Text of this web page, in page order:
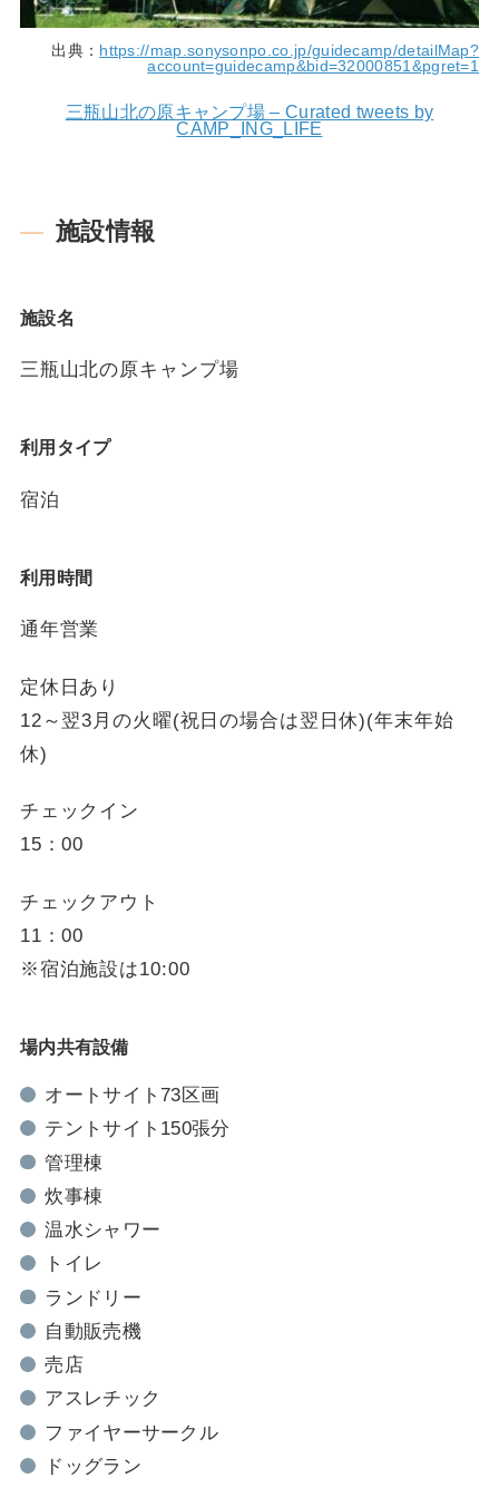
出典： https://map.sonysonpo.co.jp/guidecamp/detailMap?
account=guidecamp&bid=32000851&pgret=1
三瓶山北の原キャンプ場 – Curated tweets by
CAMP_ING_LIFE
施設情報
施設名
三瓶山北の原キャンプ場
利用タイプ
宿泊
利用時間
通年営業
定休日あり
12～翌3月の火曜(祝日の場合は翌日休)(年末年始
休)
チェックイン
15：00
チェックアウト
11：00
※宿泊施設は10:00
場内共有設備
オートサイト73区画
テントサイト150張分
管理棟
炊事棟
温水シャワー
トイレ
ランドリー
自動販売機
売店
アスレチック
ファイヤーサークル
ドッグラン